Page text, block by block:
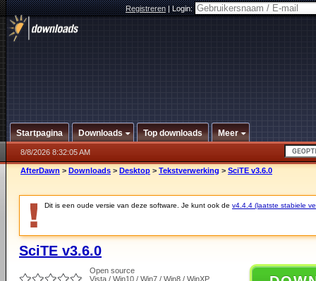
Registreren|Login:
Startpagina Downloads Top downloads Meer
8/8/2026 8:32:05 AM
AfterDawn > Downloads > Desktop > Tekstverwerking > SciTE v3.6.0
Dit is een oude versie van deze software. Je kunt ook de v4.4.4 (laatste stabiele
SciTE v3.6.0
Open source
Vista / Win10 / Win7 / Win8 / WinXP